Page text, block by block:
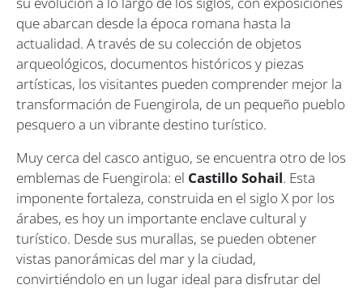
que abarcan desde la época romana hasta la
actualidad. A través de su colección de objetos
arqueológicos, documentos históricos y piezas
artísticas, los visitantes pueden comprender mejor la
transformación de Fuengirola, de un pequeño pueblo
pesquero a un vibrante destino turístico.
Muy cerca del casco antiguo, se encuentra otro de los
emblemas de Fuengirola: el Castillo Sohail. Esta
imponente fortaleza, construida en el siglo X por los
árabes, es hoy un importante enclave cultural y
turístico. Desde sus murallas, se pueden obtener
vistas panorámicas del mar y la ciudad,
convirtiéndolo en un lugar ideal para disfrutar del